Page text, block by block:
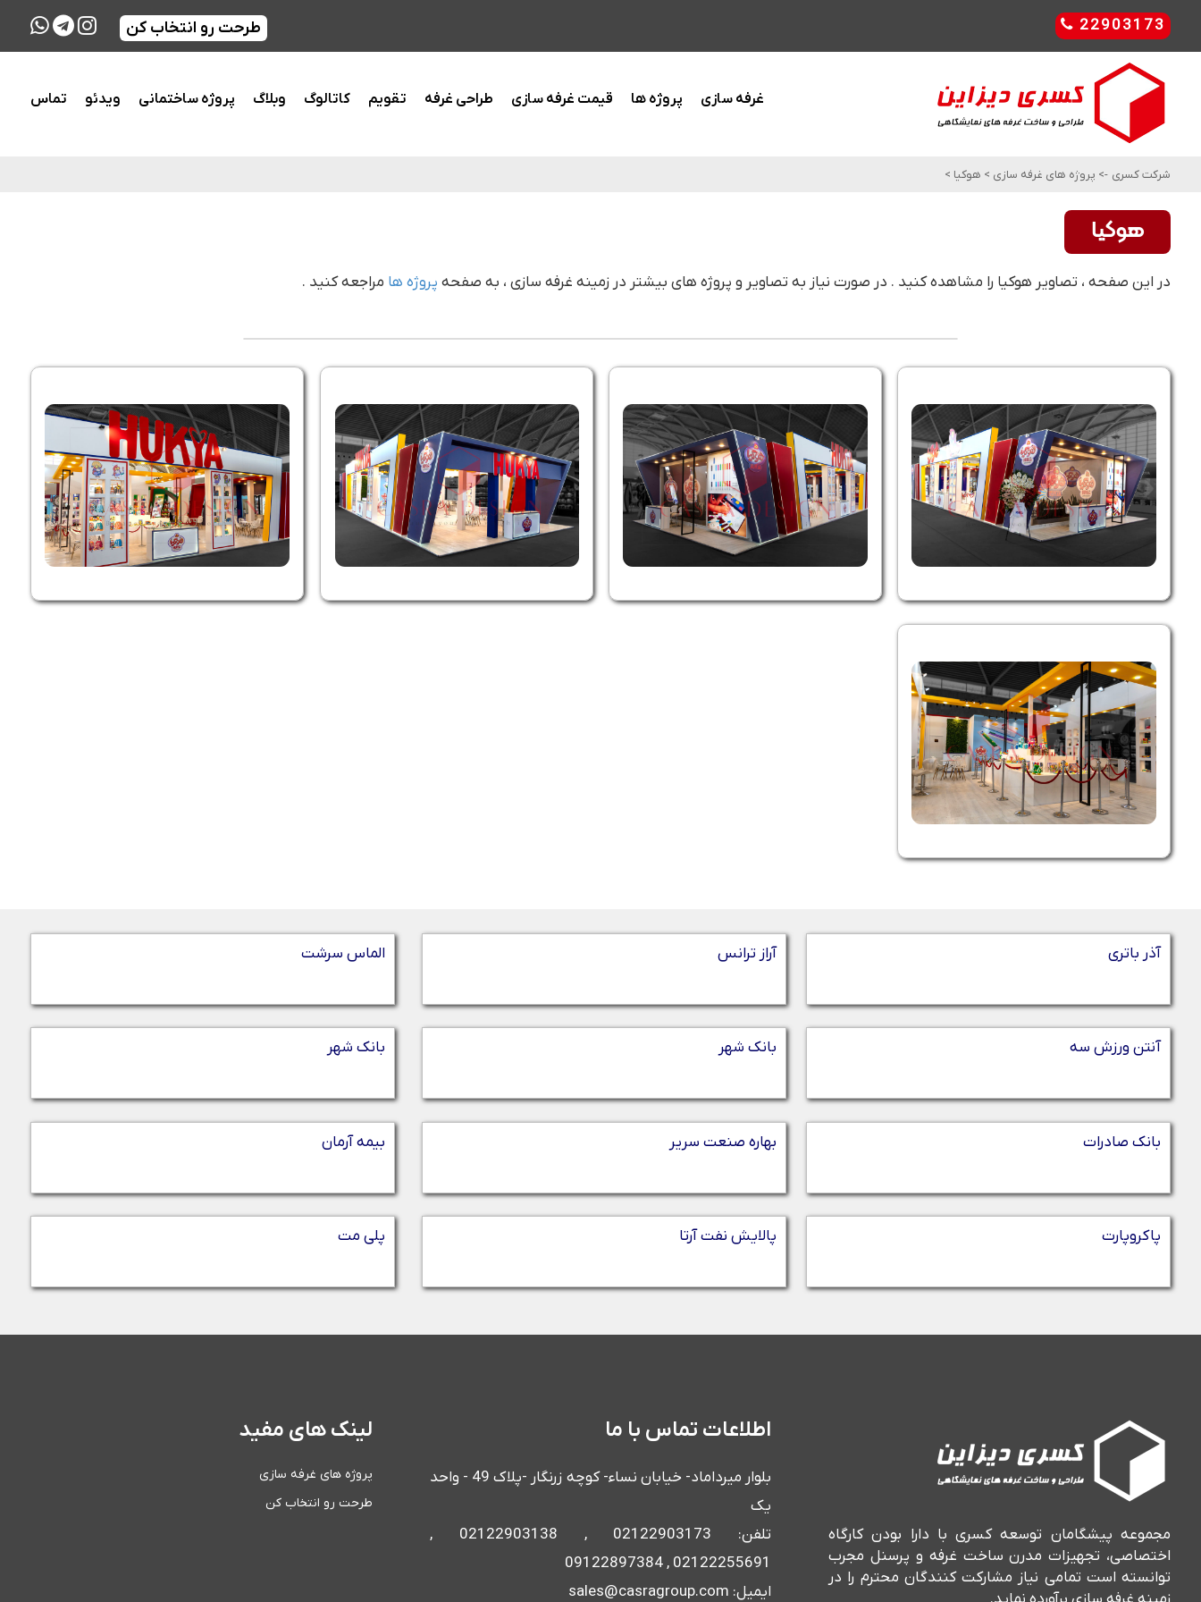
22903173 طرحت رو انتخاب کن
غرفه سازی پروژه ها قیمت غرفه سازی طراحی غرفه تقویم کاتالوگ وبلاگ پروژه ساختمانی ویدئو تماس
شرکت کسری -> پروژه های غرفه سازی > هوکیا >
هوکیا
در این صفحه ، تصاویر هوکیا را مشاهده کنید . در صورت نیاز به تصاویر و پروژه های بیشتر در زمینه غرفه سازی ، به صفحه پروژه ها مراجعه کنید .
آذر باتری آراز ترانس الماس سرشت
آنتن ورزش سه بانک شهر بانک شهر
بانک صادرات بهاره صنعت سریر بیمه آرمان
پاکروپارت پالایش نفت آرتا پلی مت
مجموعه پیشگامان توسعه کسری با دارا بودن کارگاه
اختصاصی، تجهیزات مدرن ساخت غرفه و پرسنل مجرب
توانسته است تمامی نیاز مشارکت کنندگان محترم را در
اطلاعات تماس با ما
بلوار میرداماد- خیابان نساء- کوچه زرنگار -پلاک 49 - واحد
یک
تلفن: 02122903173 , 02122903138 ,
02122255691 , 09122897384
ایمیل: sales@casragroup.com
لینک های مفید
پروژه های غرفه سازی
طرحت رو انتخاب کن